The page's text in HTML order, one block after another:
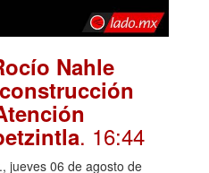
Nahle
. 16:44